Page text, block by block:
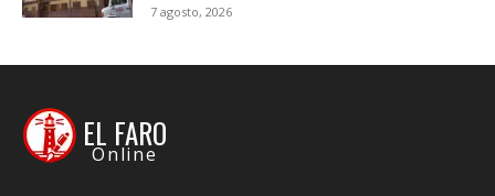
7 agosto, 2026
EL FARO
Online